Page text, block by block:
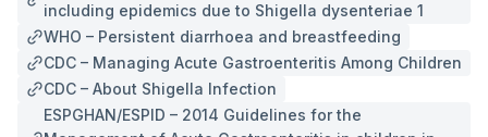
including epidemics due to Shigella dysenteriae 1
WHO – Persistent diarrhoea and breastfeeding
CDC – Managing Acute Gastroenteritis Among Children
CDC – About Shigella Infection
ESPGHAN/ESPID – 2014 Guidelines for the